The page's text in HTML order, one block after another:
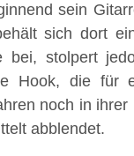
sein
sich dort
bei, stolpert
Hook, die für
noch in
abblendet.